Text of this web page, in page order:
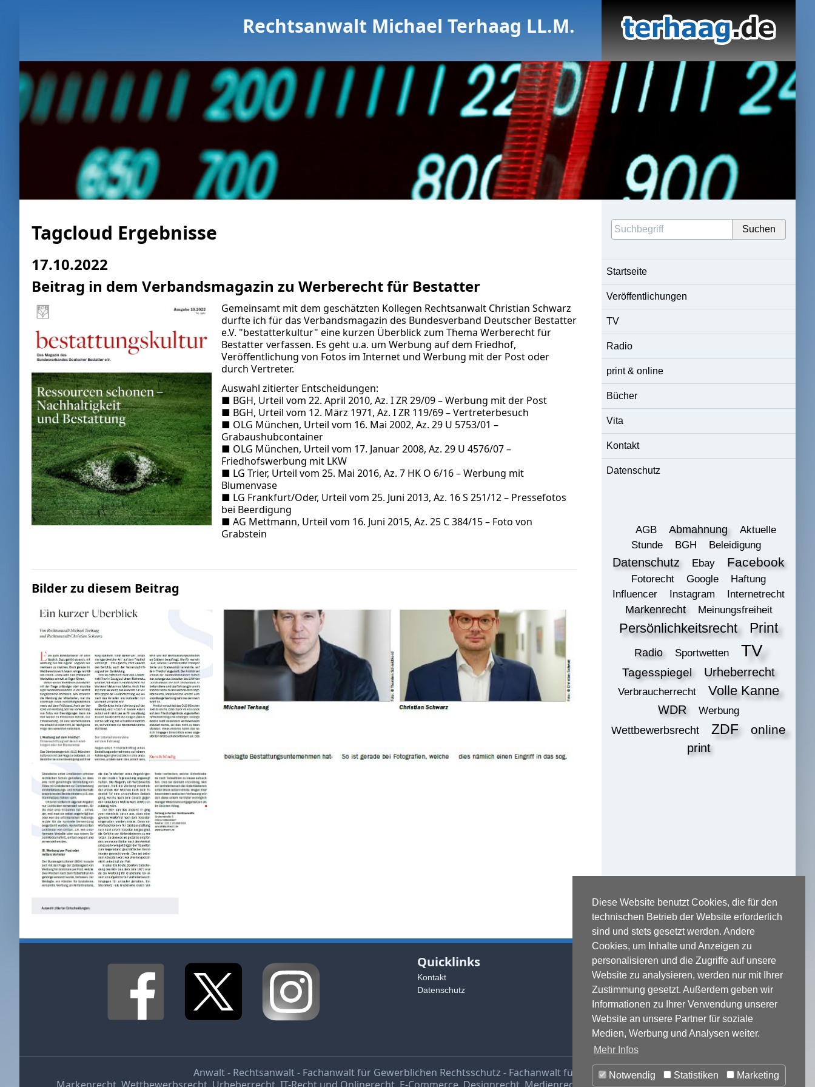
Diese Website benutzt Cookies, die für den
technischen Betrieb der Website erforderlich
sind und stets gesetzt werden. Andere
Cookies, um Inhalte und Anzeigen zu
personalisieren und die Zugriffe auf unsere
Website zu analysieren, werden nur mit Ihrer
Zustimmung gesetzt. Außerdem geben wir
Informationen zu Ihrer Verwendung unserer
Website an unsere Partner für soziale
Medien, Werbung und Analysen weiter.
Mehr Infos
Notwendig Statistiken Marketing
Rechtsanwalt Michael Terhaag LL.M.
Tagcloud Ergebnisse
17.10.2022
Beitrag in dem Verbandsmagazin zu Werberecht für Bestatter
Gemeinsamt mit dem geschätzten Kollegen Rechtsanwalt Christian Schwarz
durfte ich für das Verbandsmagazin des Bundesverband Deutscher Bestatter
e.V. "bestatterkultur" eine kurzen Überblick zum Thema Werberecht für
Bestatter verfassen. Es geht u.a. um Werbung auf dem Friedhof,
Veröffentlichung von Fotos im Internet und Werbung mit der Post oder
durch Vertreter.
Auswahl zitierter Entscheidungen:
■ BGH, Urteil vom 22. April 2010, Az. I ZR 29/09 – Werbung mit der Post
■ BGH, Urteil vom 12. März 1971, Az. I ZR 119/69 – Vertreterbesuch
■ OLG München, Urteil vom 16. Mai 2002, Az. 29 U 5753/01 –
Grabaushubcontainer
■ OLG München, Urteil vom 17. Januar 2008, Az. 29 U 4576/07 –
Friedhofswerbung mit LKW
■ LG Trier, Urteil vom 25. Mai 2016, Az. 7 HK O 6/16 – Werbung mit
Blumenvase
■ LG Frankfurt/Oder, Urteil vom 25. Juni 2013, Az. 16 S 251/12 – Pressefotos
bei Beerdigung
■ AG Mettmann, Urteil vom 16. Juni 2015, Az. 25 C 384/15 – Foto von
Grabstein
Bilder zu diesem Beitrag
Startseite
Veröffentlichungen
TV
Radio
print & online
Bücher
Vita
Kontakt
Datenschutz
AGB Abmahnung
Aktuelle
Stunde
BGH Beleidigung
Datenschutz Ebay Facebook
Fotorecht Google
Haftung
Influencer
Instagram Internetrecht
Markenrecht Meinungsfreiheit
Persönlichkeitsrecht Print
Radio Sportwetten TV
Tagesspiegel Urheberrecht
Verbraucherrecht Volle Kanne
WDR Werbung
Wettbewerbsrecht ZDF online
print
Quicklinks
Kontakt
Datenschutz
Kontaktadresse
Michael Terhaag - Rechtsanwalt
Grabenstraße 5
40213 Düsseldorf
Fon: 0211-16888600
Fax:0211-16888601
Anwalt - Rechtsanwalt - Fachanwalt für Gewerblichen Rechtsschutz - Fachanwalt für IT-Recht -